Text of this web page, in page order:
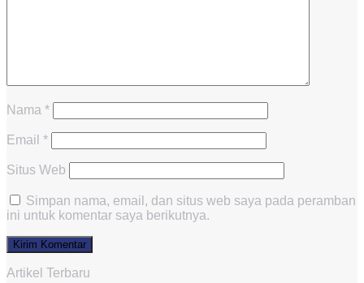
Nama *
Email *
Situs Web
Simpan nama, email, dan situs web saya pada peramban
ini untuk komentar saya berikutnya.
Artikel Terbaru